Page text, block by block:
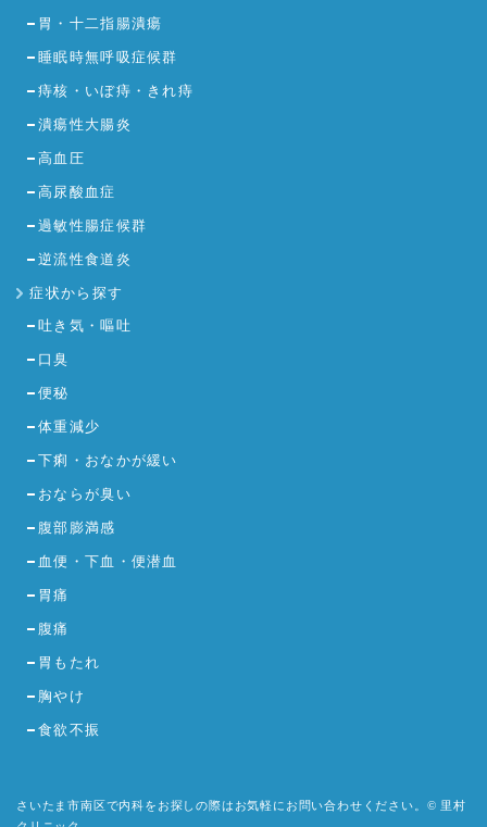
胃・十二指腸潰瘍
睡眠時無呼吸症候群
痔核・いぼ痔・きれ痔
潰瘍性大腸炎
高血圧
高尿酸血症
過敏性腸症候群
逆流性食道炎
症状から探す
吐き気・嘔吐
口臭
便秘
体重減少
下痢・おなかが緩い
おならが臭い
腹部膨満感
血便・下血・便潜血
胃痛
腹痛
胃もたれ
胸やけ
食欲不振
さいたま市南区で内科をお探しの際はお気軽にお問い合わせください。© 里村